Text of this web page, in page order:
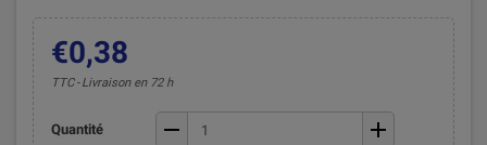
€0,38
TTC Livraison en 72 h
Quantité remove add